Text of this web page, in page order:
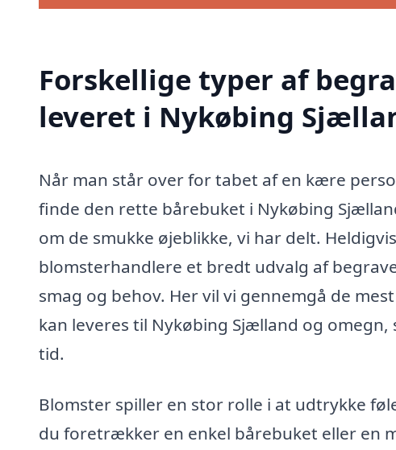
Forskellige typer af
leveret i Nykøbing
Når man står over for tabet af en kære
finde den rette bårebuket i Nykøbing
om de smukke øjeblikke, vi har delt.
blomsterhandlere et bredt udvalg af
smag og behov. Her vil vi gennemgå de
kan leveres til Nykøbing Sjælland og
tid.
Blomster spiller en stor rolle i at udtrykke
du foretrækker en enkel bårebuket eller en